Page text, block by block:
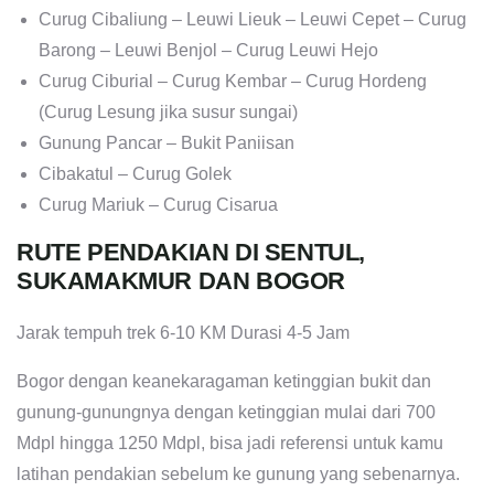
Curug Cibaliung – Leuwi Lieuk – Leuwi Cepet – Curug
Barong – Leuwi Benjol – Curug Leuwi Hejo
Curug Ciburial – Curug Kembar – Curug Hordeng
(Curug Lesung jika susur sungai)
Gunung Pancar – Bukit Paniisan
Cibakatul – Curug Golek
Curug Mariuk – Curug Cisarua
RUTE PENDAKIAN DI SENTUL,
SUKAMAKMUR DAN BOGOR
Jarak tempuh trek 6-10 KM Durasi 4-5 Jam
Bogor dengan keanekaragaman ketinggian bukit dan
gunung-gunungnya dengan ketinggian mulai dari 700
Mdpl hingga 1250 Mdpl, bisa jadi referensi untuk kamu
latihan pendakian sebelum ke gunung yang sebenarnya.